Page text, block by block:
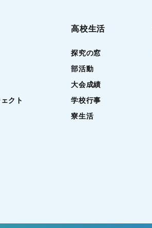
クト
高校生活
探究の窓
部活動
大会成績
学校行事
寮生活